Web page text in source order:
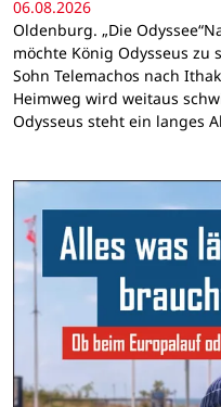
06.08.2026
Oldenburg. „Die
möchte König Odysseus zu
Sohn Telemachos nach
Heimweg wird weitaus
Odysseus steht ein langes